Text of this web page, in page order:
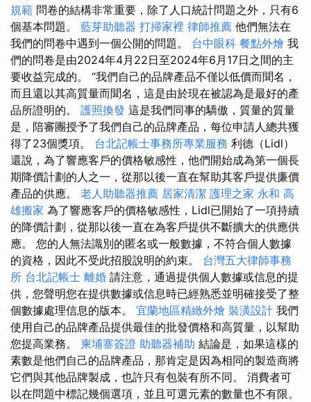
規範 問卷的結構非常重要，除了人口統計問題之外，只有6
個基本問題。 藍芽助聽器 打掃家裡 律師推薦 他們無法在
我們的問卷中遇到一個公開的問題。 台中眼科 餐點外燴 我
們的問卷是由2024年4月22日至2024年6月17日之間的主
要收益完成的。 “我們自己的品牌產品不僅以低價而聞名，
而且還以其高質量而聞名，這是由於現在被認為是最好的產
品所證明的。 護照換發 這是我們同事的驕傲，質量的質量
是，陪審團授予了我們自己的品牌產品，每位申請人總共獲
得了23個獎項。 台北記帳士事務所專業服務 利德（Lidl）
還說，為了響應客戶的價格敏感性，他們開始成為第一個長
期降價計劃的人之一，從那以後一直在幫助其客戶提供廉價
產品的供應。 老人助聽器推薦 居家清潔 護理之家 永和 高
雄搬家 為了響應客戶的價格敏感性，Lidl已開始了一項持續
的降價計劃，從那以後一直在為客戶提供不斷擴大的供應供
應。 您的人無法識別的匿名或一般數據，不符合個人數據
的資格，因此不受此招股說明的約束。 台灣五大律師事務
所 台北記帳士 離婚 請注意，通過提供個人數據或信息的提
供，您聲明您在提供數據或信息時已經熟悉並明確接受了整
個數據處理信息的版本。 宜蘭地區精緻外燴 裝潢設計 我們
使用自己的品牌產品提供最佳的批發價格和高質量，以幫助
您提高業務。 柬埔寨簽證 助聽器補助 結論是，如果這樣的
素數是他們自己的品牌產品，那肯定是因為相同的製造商將
它們與其他品牌製成，也許只有包裝有所不同。 消費者可
以在問題中標記幾個選項，並且可選元素的數量也不有限。